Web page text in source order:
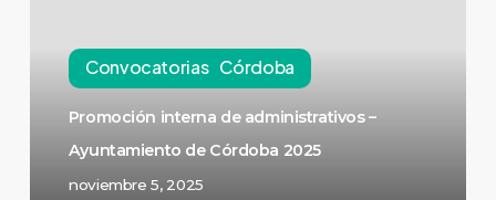
Convocatorias Córdoba
Promoción interna de administrativos –
Ayuntamiento de Córdoba 2025
noviembre 5, 2025